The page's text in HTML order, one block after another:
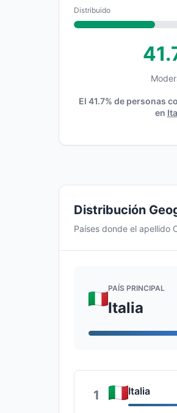
Distribuido
El 41.7% de personas
en
Distribución
Países donde el apellido
PAÍS PRINCIPAL
Italia
1 Italia